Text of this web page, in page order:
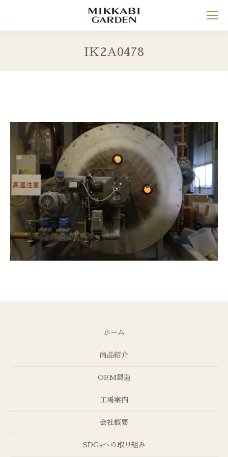
IK2A0478
You are here:
ホーム
商品紹介
OEM製造
工場案内
会社概要
SDGsへの取り組み